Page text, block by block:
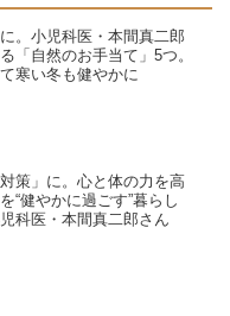
。小児科医・本間真二郎
「自然のお手当て」5つ。
寒い冬も健やかに
策」に。心と体の力を高
“健やかに過ごす”暮らし
科医・本間真二郎さん